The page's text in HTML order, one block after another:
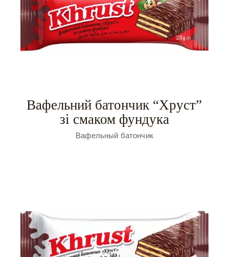
Вафельний батончик “Хруст”
зі смаком фундука
Вафельный батончик